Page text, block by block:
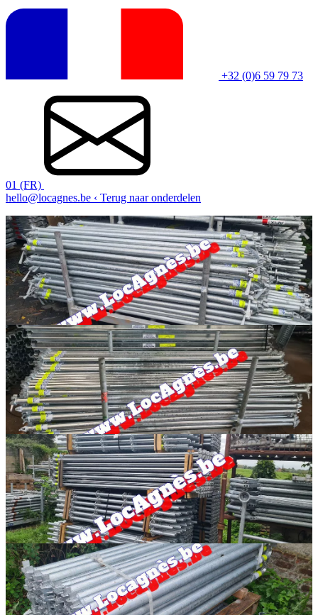
+32 (0)6 59 79 73
01 (FR)
hello@locagnes.be ‹ Terug naar onderdelen